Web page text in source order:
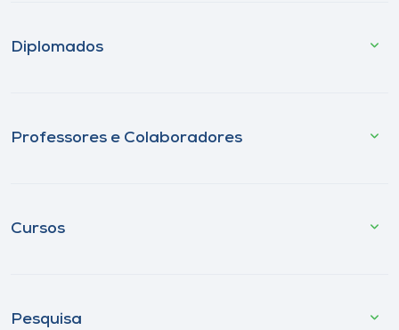
Diplomados
Professores e Colaboradores
Cursos
Pesquisa